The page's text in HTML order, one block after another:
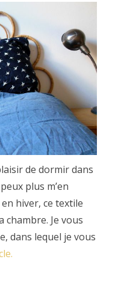
de dormir dans
plus m’en
hiver, ce textile
chambre. Je vous
dans lequel je vous